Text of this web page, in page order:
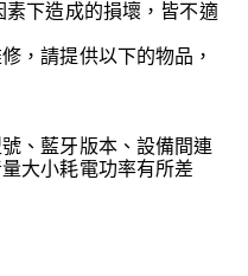
下造成的損壞，皆不適
，請提供以下的物品，
、藍牙版本、設備間連
大小耗電功率有所差